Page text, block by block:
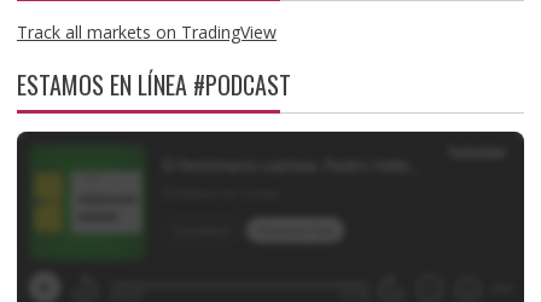
Track all markets on TradingView
ESTAMOS EN LÍNEA #PODCAST